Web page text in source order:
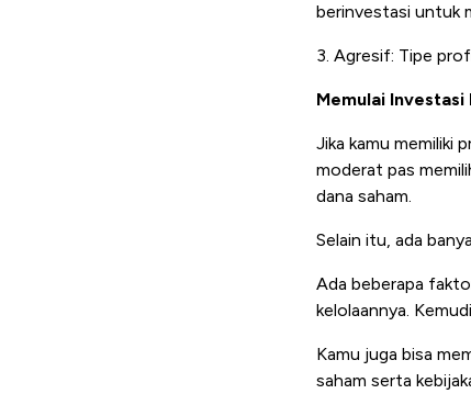
berinvestasi untuk
3. Agresif: Tipe
Memulai Investasi
Jika kamu memiliki
moderat pas
dana saham.
Selain itu, ada
Ada beberapa
kelolaannya.
Kamu juga bisa
saham serta